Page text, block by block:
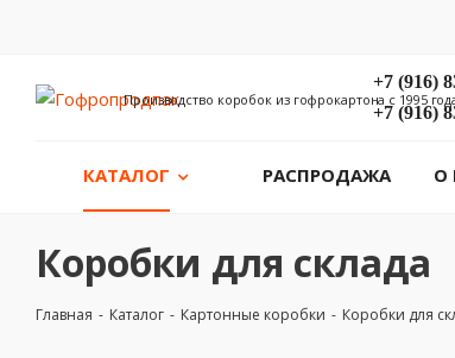
Производство коробок из гофрокартона с 1995
+7 (916)
+7 (916)
КАТАЛОГ РАСПРОДАЖА О
Коробки для склада
Главная - Каталог - Картонные коробки - Коробки для